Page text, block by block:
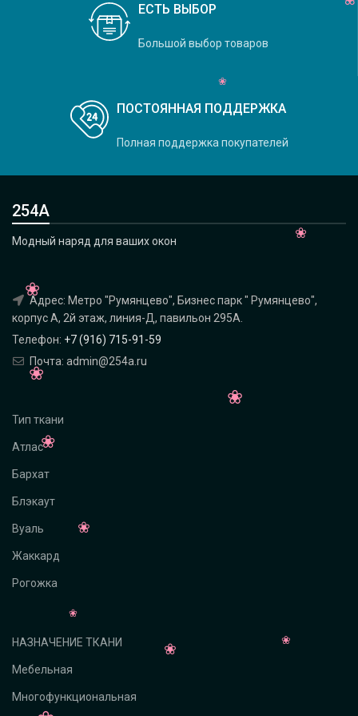
ЕСТЬ ВЫБОР
Большой выбор товаров
ПОСТОЯННАЯ ПОДДЕРЖКА
Полная поддержка покупателей
254А
Модный наряд для ваших окон
Адрес: Метро "Румянцево", Бизнес парк " Румянцево",
корпус А, 2й этаж, линия-Д, павильон 295A.
Телефон: +7 (916) 715-91-59
Почта: admin@254a.ru
Тип ткани
Атлас
Бархат
Блэкаут
Вуаль
Жаккард
Рогожка
НАЗНАЧЕНИЕ ТКАНИ
Мебельная
Многофункциональная